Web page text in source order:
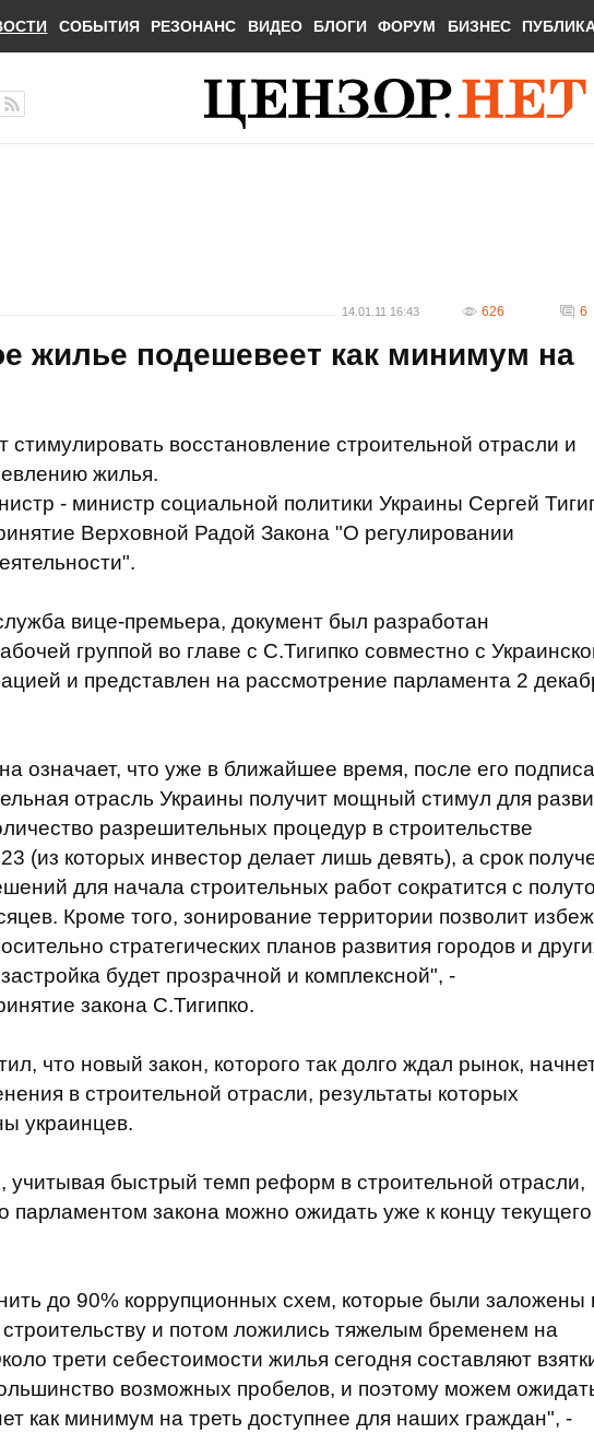
СОБЫТИЯ РЕЗОНАНС ВИДЕО БЛОГИ ФОРУМ БИЗНЕС
14.01.11 16:43 626 6
жилье подешевеет как минимум на
стимулировать восстановление строительной отрасли и
жилья.
- министр социальной политики Украины Сергей
Верховной Радой Закона "О регулировании
вице-премьера, документ был разработан
группой во главе с С.Тигипко совместно с
и представлен на рассмотрение парламента 2
означает, что уже в ближайшее время, после его
отрасль Украины получит мощный стимул для
разрешительных процедур в строительстве
(из которых инвестор делает лишь девять), а срок
для начала строительных работ сократится с
Кроме того, зонирование территории позволит
стратегических планов развития городов и
будет прозрачной и комплексной", -
закона С.Тигипко.
что новый закон, которого так долго ждал рынок,
в строительной отрасли, результаты которых
украинцев.
учитывая быстрый темп реформ в строительной отрасли,
парламентом закона можно ожидать уже к концу текущего
до 90% коррупционных схем, которые были заложены
строительству и потом ложились тяжелым бременем на
трети себестоимости жилья сегодня составляют
возможных пробелов, и поэтому можем
как минимум на треть доступнее для наших граждан", -